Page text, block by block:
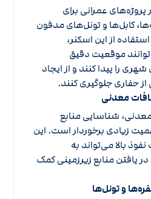
پروژه‌های عمرانی برای
کابل‌ها و تونل‌های مدفون
استفاده از این اسکنر،
موقعیت دقیق
را پیدا کنند و از ایجاد
از حفاری جلوگیری کنند.
معدنی
شناسایی منابع
زیادی برخوردار است. این
بالا می‌تواند به
یافتن منابع زیرزمینی کمک
و تونل‌ها